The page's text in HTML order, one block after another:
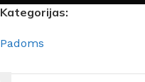
Kategorijas:
Padoms